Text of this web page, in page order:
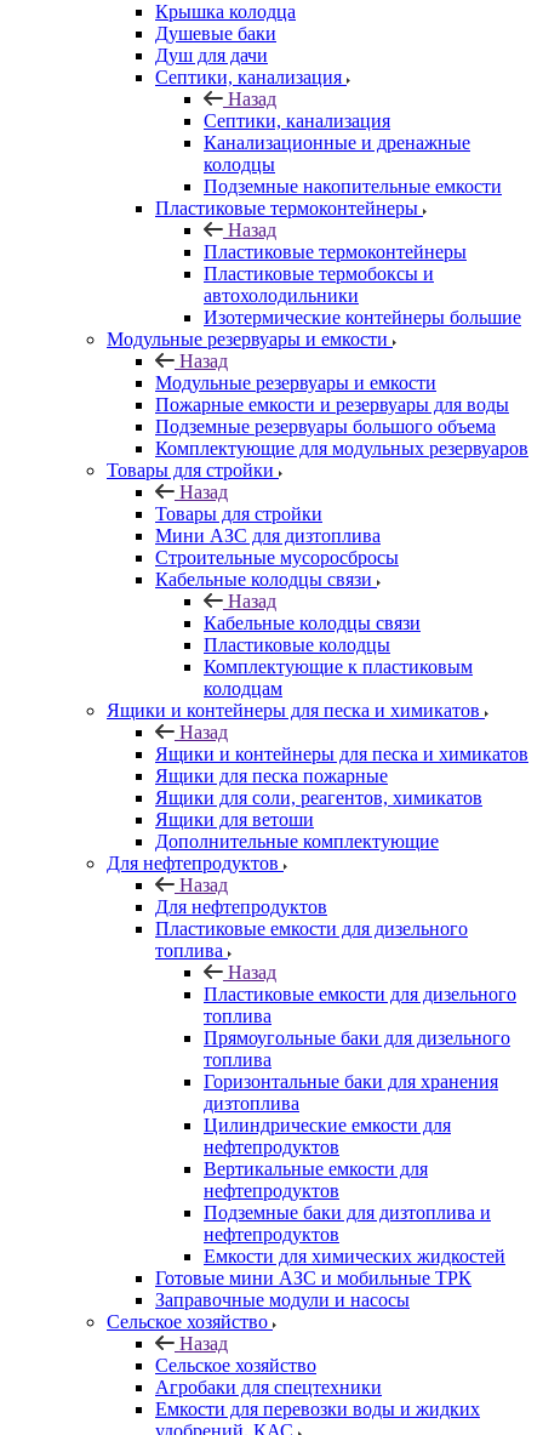
Крышка колодца
Душевые баки
Душ для дачи
Септики, канализация
Назад
Септики, канализация
Канализационные и дренажные
колодцы
Подземные накопительные емкости
Пластиковые термоконтейнеры
Назад
Пластиковые термоконтейнеры
Пластиковые термобоксы и
автохолодильники
Изотермические контейнеры большие
Модульные резервуары и емкости
Назад
Модульные резервуары и емкости
Пожарные емкости и резервуары для воды
Подземные резервуары большого объема
Комплектующие для модульных резервуаров
Товары для стройки
Назад
Товары для стройки
Мини АЗС для дизтоплива
Строительные мусоросбросы
Кабельные колодцы связи
Назад
Кабельные колодцы связи
Пластиковые колодцы
Комплектующие к пластиковым
колодцам
Ящики и контейнеры для песка и химикатов
Назад
Ящики и контейнеры для песка и химикатов
Ящики для песка пожарные
Ящики для соли, реагентов, химикатов
Ящики для ветоши
Дополнительные комплектующие
Для нефтепродуктов
Назад
Для нефтепродуктов
Пластиковые емкости для дизельного
топлива
Назад
Пластиковые емкости для дизельного
топлива
Прямоугольные баки для дизельного
топлива
Горизонтальные баки для хранения
дизтоплива
Цилиндрические емкости для
нефтепродуктов
Вертикальные емкости для
нефтепродуктов
Подземные баки для дизтоплива и
нефтепродуктов
Емкости для химических жидкостей
Готовые мини АЗС и мобильные ТРК
Заправочные модули и насосы
Сельское хозяйство
Назад
Сельское хозяйство
Агробаки для спецтехники
Емкости для перевозки воды и жидких
удобрений, КАС